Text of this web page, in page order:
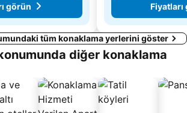
görün
Fiyatları
tüm konaklama yerlerini göster
diğer konaklama